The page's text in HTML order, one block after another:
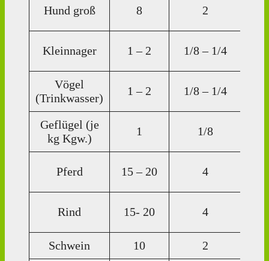
Hund groß 8 2
Kleinnager 1 – 2 1/8 – 1/4
Vögel
(Trinkwasser)
1 – 2 1/8 – 1/4
Geflügel (je
kg Kgw.)
1 1/8
Pferd 15 – 20 4
Rind 15- 20 4
Schwein
10 2